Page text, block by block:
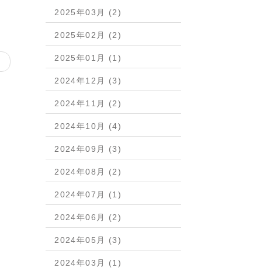
2025年03月 (2)
2025年02月 (2)
2025年01月 (1)
2024年12月 (3)
2024年11月 (2)
2024年10月 (4)
2024年09月 (3)
2024年08月 (2)
2024年07月 (1)
2024年06月 (2)
2024年05月 (3)
2024年03月 (1)